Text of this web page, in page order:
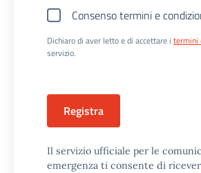
Consenso termini e
Dichiaro di aver letto e di accettare i termini
servizio.
Registra
Il servizio ufficiale per le
emergenza ti consente di